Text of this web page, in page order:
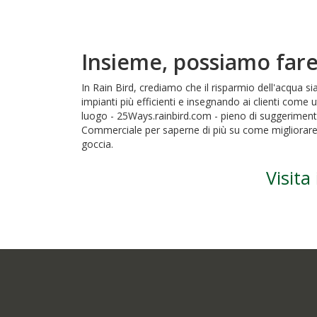
Insieme, possiamo
In Rain Bird, crediamo che il risparmio dell'acqua
impianti più efficienti e insegnando ai clienti come
luogo - 25Ways.rainbird.com - pieno di
Commerciale per saperne di più su come
goccia.
Visita